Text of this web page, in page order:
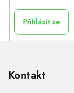
Přihlásit se
Kontakt